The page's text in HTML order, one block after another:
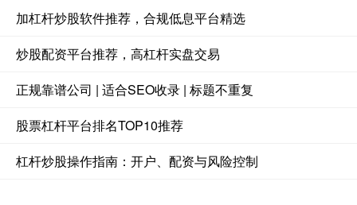
加杠杆炒股软件推荐，合规低息平台精选
炒股配资平台推荐，高杠杆实盘交易
正规靠谱公司 | 适合SEO收录 | 标题不重复
股票杠杆平台排名TOP10推荐
杠杆炒股操作指南：开户、配资与风险控制